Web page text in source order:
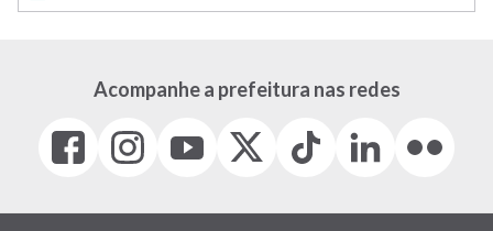
Acompanhe a prefeitura nas redes
Facebook
(link
em
Instagram
(link
em
(link
em
(Antigo
(link
Tiktok
(link
em
LinkedIn
(link
em
(link
em